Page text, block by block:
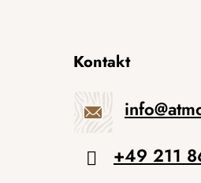
Kontakt
info@
+49 211